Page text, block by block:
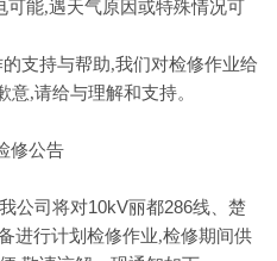
可能,遇天气原因或特殊情况可
支持与帮助,我们对检修作业给
,请给与理解和支持。
修公告
公司将对10kV丽都286线、楚
进行计划检修作业,检修期间供